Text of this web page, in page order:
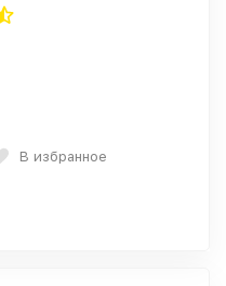
В избранное